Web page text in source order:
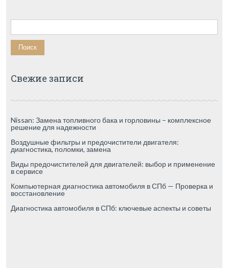
Найти:
Свежие записи
Nissan: Замена топливного бака и горловины – комплексное
решение для надежности
Воздушные фильтры и предочистители двигателя:
диагностика, поломки, замена
Виды предочистителей для двигателей: выбор и применение
в сервисе
Компьютерная диагностика автомобиля в СПб — Проверка и
восстановление
Диагностика автомобиля в СПб: ключевые аспекты и советы